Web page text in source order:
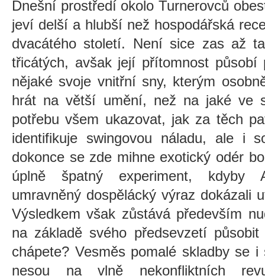
Dnešní prostředí okolo Turnerovců
jeví delší a hlubší než hospodářská
dvacátého století. Není sice zas až
třicátých, avšak její přítomnost
nějaké svoje vnitřní sny, kterým
hrát na větší umění, než na jaké ve
potřebu všem ukazovat, jak za těch
identifikuje swingovou náladu, ale i
dokonce se zde mihne exotický odér
úplně špatný experiment, kdyby
umravněný dospělácký výraz dokázali
Výsledkem však zůstává především
na základě svého předsevzetí
chápete? Vesměs pomalé skladby se
nesou na vlně nekonfliktních